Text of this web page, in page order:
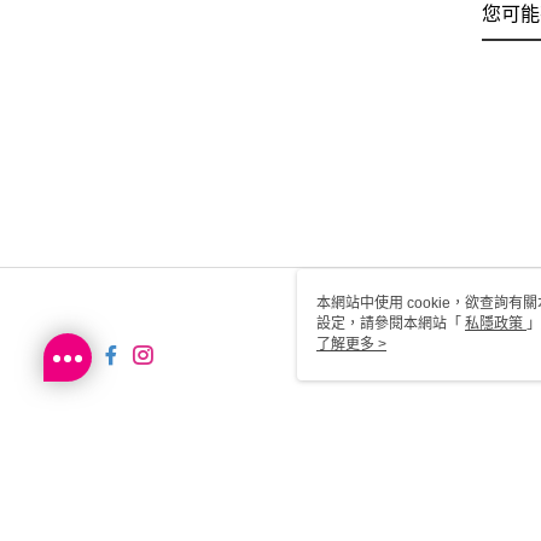
您可
本網站中使用 cookie，欲查詢有
設定，請參閱本網站「 私隱政策
用 cookie。
了解更多 >